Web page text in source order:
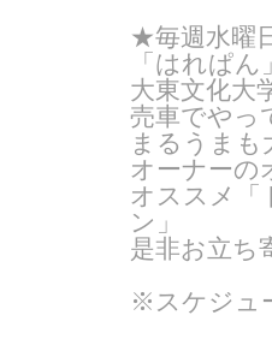
★毎週水曜
「はれぱ
大東文化大
売車でやっ
まるうま
オーナーの
オススメ「
ン」
是非お立ち
※スケジュ